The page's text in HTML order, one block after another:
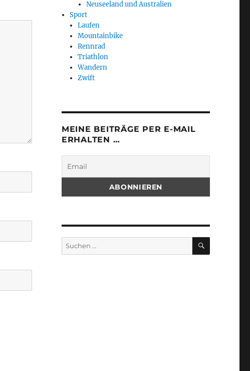
Neuseeland und Australien
Sport
Laufen
Mountainbike
Rennrad
Triathlon
Wandern
Zwift
MEINE BEITRÄGE PER E-MAIL
ERHALTEN …
Suchen
nach:
SUCHEN